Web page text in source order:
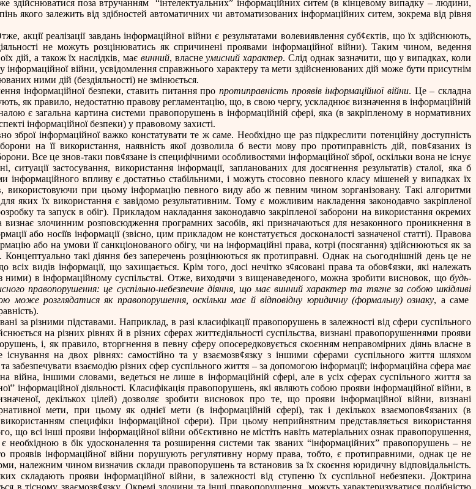
здійснюватися поза втручанням
“інтелектуальних” інформаційних ситем (в кінцевому випадку – людини,
якого залежить від здібностей автоматичних чи автоматизованих інформаційних ситем, зокрема від рівня
реалізації завдань інформаційної війни є результатами волевиявлення суб¢єктів, що їх здійснюють,
не можуть розцінюватись як спричинені проявами інформаційної війни). Таким чином, ведення
дій, а також їх наслідків, має винний, власнеумисний характер. Слід однак зазначити, що у випадках, коли
інформаційної війни, усвідомлення справжнього характеру та мети здійсненюваних дій може бути присутнім
ними дій (бездіяльності) не змінюється.
інформаційної безпеки, ставить питання пропротиправність проявів інформаційної війни. Це – складна
як правило, недостатню правову регламентацію, що, в свою чергу, ускладнює визначення в інформаційній
є загальна картина системи правопорушень в інформаційній сфері, яка (в закріпленому в нормативних
інформаційної безпеки) у правовому захисті.
зброї інформаційної важко констатувати те ж саме. Необхідно ще раз підкреслити потенційну доступність
на її використання, наявність якої дозволила б вести мову про протиправність дій, пов¢язаних із
Все це знов-таки пов¢язане із специфічними особливостями інформаційної зброї, оскільки вона не існує
застосування, використання інформації, запланованих для досягнення результатів) сталої, яка б
інформаційного впливу є достатньо стабільними, і можуть стосовно певного класу мішеней у випадках їх
використовуючи при цьому інформацію певного виду або ж певним чином зорганізовану. Такі алгоритми
яких їх використання є завідомо результативним. Тому є можливим накладення законодавчо закріпленої
та запуск в обіг). Прикладом накладання законодавчо закріпленої заборони на використання окремих
визнає злочинним розповсюдження програмних засобів, які призначаються для незаконного проникнення в
або носіїв інформації (звісно, цим прикладом не констатується досконалості зазначеної статті). Правова
або на умови її санкціонованого обігу, чи на інформаційні права, котрі (посягання) здійснюються як за
такі діяння без заперечень розцінюються як протиправні. Однак на сьогоднішній день це не
видів інформації, що захищається. Крім того, досі нечітко з¢ясовані права та обов¢язки, які належать
ними) в інформаційному суспільстві. Отже, виходячи з вищенаведеного, можна зробити висновок, щобудь-
правопорушення: це суспільно-небезпечне діяння, що має винний характер та тягне за собою шкідливі
може розглядатися як правопорушення, оскільки має й відповідну юридичну (формальну) ознаку, а саме
за різними підставами. Наприклад, в разі класифікації правопорушень в залежності від сфери суспільного
на різних рівнях й в різних сферах життєдіяльності суспільства, визнані правопорушеннями прояви
і, як правило, вторгнення в певну сферу опосередковується скоєнням неправомірних діянь власне в
існування на двох рівнях: самостійно та у взаємозв¢язку з іншими сферами суспільного життя шляхом
забезпечувати взаємодію різних сфер суспільного життя – за допомогою інформації; інформаційна сфера має
війна, іншими словами, ведеться не лише в інформаційній сфері, але в усіх сферах суспільного життя за
інформаційної діяльності. Класифікація правопорушень, які являють собою прояви інформаційної війни, в
декількох цілей) дозволяє зробити висновок про те, що прояви інформаційної війни, визнані
мети, при цьому як однієї мети (в інформаційній сфері), так і декількох взаємопов¢язаних (в
специфіки інформаційної сфери). При цьому неприйнятним представляється використання
що всі інші прояви інформаційної війни об¢єктивно не містіть навіть матеріальних ознак правопорушення,
необхідною в бік удосконалення та розширення системи так званих “інформаційних” правопорушень – не
проявів інформаційної війни порушують регулятивну норму права, тобто, є протиправними, однак це не
належним чином визначив склади правопорушень та встановив за їх скоєння юридичну відповідальність.
складають прояви інформаційної війни, в залежності від ступеню їх суспільної небезпеки. Доктрина
в тісному зваємозв¢язку. Окремі злочини та інші правопорушення можуть характеризуватися подібністю